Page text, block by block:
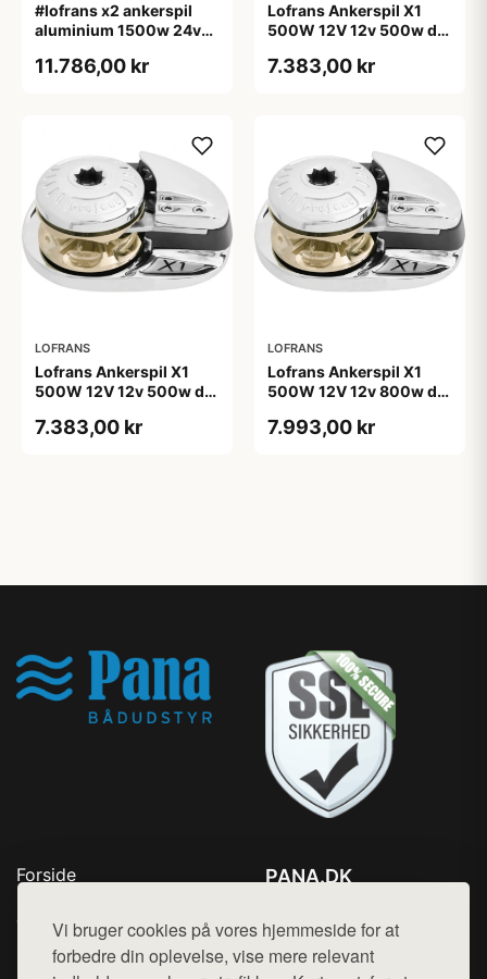
Vi bruger cookies på vores hjemmeside for at
forbedre din oplevelse, vise mere relevant
#lofrans x2 ankerspil
aluminium 1500w 24v
11.786,00 kr
Lofrans Ankerspil X1
500W 12V 12v 500w din
10/12mm
7.383,00 kr
LOFRANS
Lofrans Ankerspil X1
500W 12V 12v 500w din
12mm
7.383,00 kr
LOFRANS
Lofrans Ankerspil X1
500W 12V 12v 800w din
12mm
7.993,00 kr
Forside
Top Rabatter
Blog
PANA.DK
Mail: hej@want.dk